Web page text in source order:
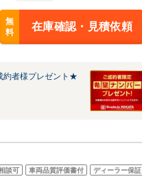
無
料
在庫確認・見積依頼
約者様プレゼント★
談可 車両品質評価書付 ディーラー保証